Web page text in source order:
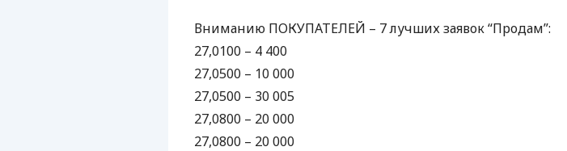
Вниманию ПОКУПАТЕЛЕЙ – 7 лучших заявок “Продам”:
27,0100 – 4 400
27,0500 – 10 000
27,0500 – 30 005
27,0800 – 20 000
27,0800 – 20 000